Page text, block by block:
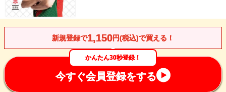
新規登録で1,150円(税込)で買える！
かんたん30秒登録！
今すぐ会員登録をする